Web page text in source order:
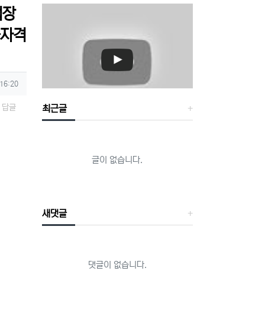
격
답글 최근글
글이 없습니다.
새댓글
댓글이 없습니다.